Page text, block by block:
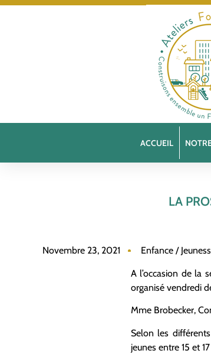
ACCUEIL
LA
Novembre 23, 2021 Enfance /
A l’occasion de la
organisé vendredi
Mme Brobecker,
Selon les
jeunes entre 15 et